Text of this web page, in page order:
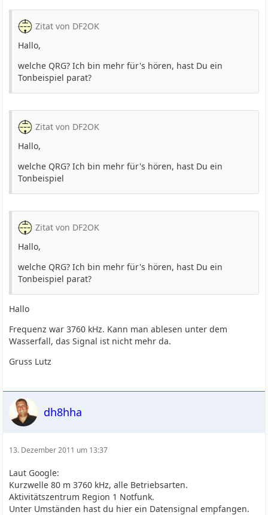
Zitat von DF2OK
Hallo,
welche QRG? Ich bin mehr für's hören, hast Du ein
Tonbeispiel parat?
Zitat von DF2OK
Hallo,
welche QRG? Ich bin mehr für's hören, hast Du ein
Tonbeispiel
Zitat von DF2OK
Hallo,
welche QRG? Ich bin mehr für's hören, hast Du ein
Tonbeispiel parat?
Hallo
Frequenz war 3760 kHz. Kann man ablesen unter dem
Wasserfall, das Signal ist nicht mehr da.
Gruss Lutz
dh8hha
13. Dezember 2011 um 13:37
Laut Google:
Kurzwelle 80 m 3760 kHz, alle Betriebsarten.
Aktivitätszentrum Region 1 Notfunk.
Unter Umständen hast du hier ein Datensignal empfangen.